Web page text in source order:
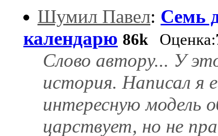
Шумил Павел: Семь
календарю 86kОценка:
Слово автоpу... У
история. Написал я
интересную модель
царствует, но не